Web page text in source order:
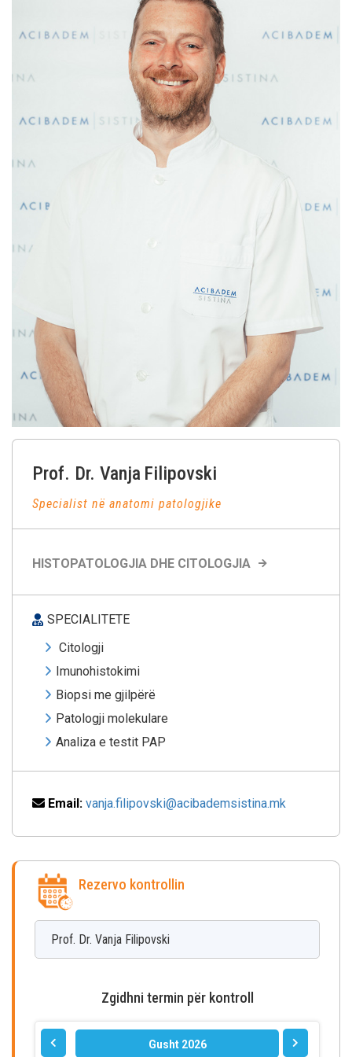
Prof. Dr. Vanja Filipovski
Specialist në anatomi patologjike
HISTOPATOLOGJIA DHE CITOLOGJIA
SPECIALITETE
Citologji
Imunohistokimi
Biopsi me gjilpërë
Patologji molekulare
Analiza e testit PAP
Email: vanja.filipovski@acibademsistina.mk
Rezervo kontrollin
Prof. Dr. Vanja Filipovski
Zgidhni termin për kontroll
Gusht 2026